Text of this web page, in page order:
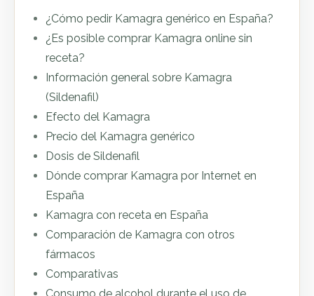
¿Cómo pedir Kamagra genérico en España?
¿Es posible comprar Kamagra online sin
receta?
Información general sobre Kamagra
(Sildenafil)
Efecto del Kamagra
Precio del Kamagra genérico
Dosis de Sildenafil
Dónde comprar Kamagra por Internet en
España
Kamagra con receta en España
Comparación de Kamagra con otros
fármacos
Comparativas